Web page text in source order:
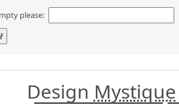
please:
Design Mystique